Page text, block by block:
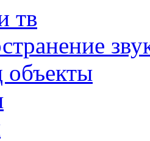
тв
объекты